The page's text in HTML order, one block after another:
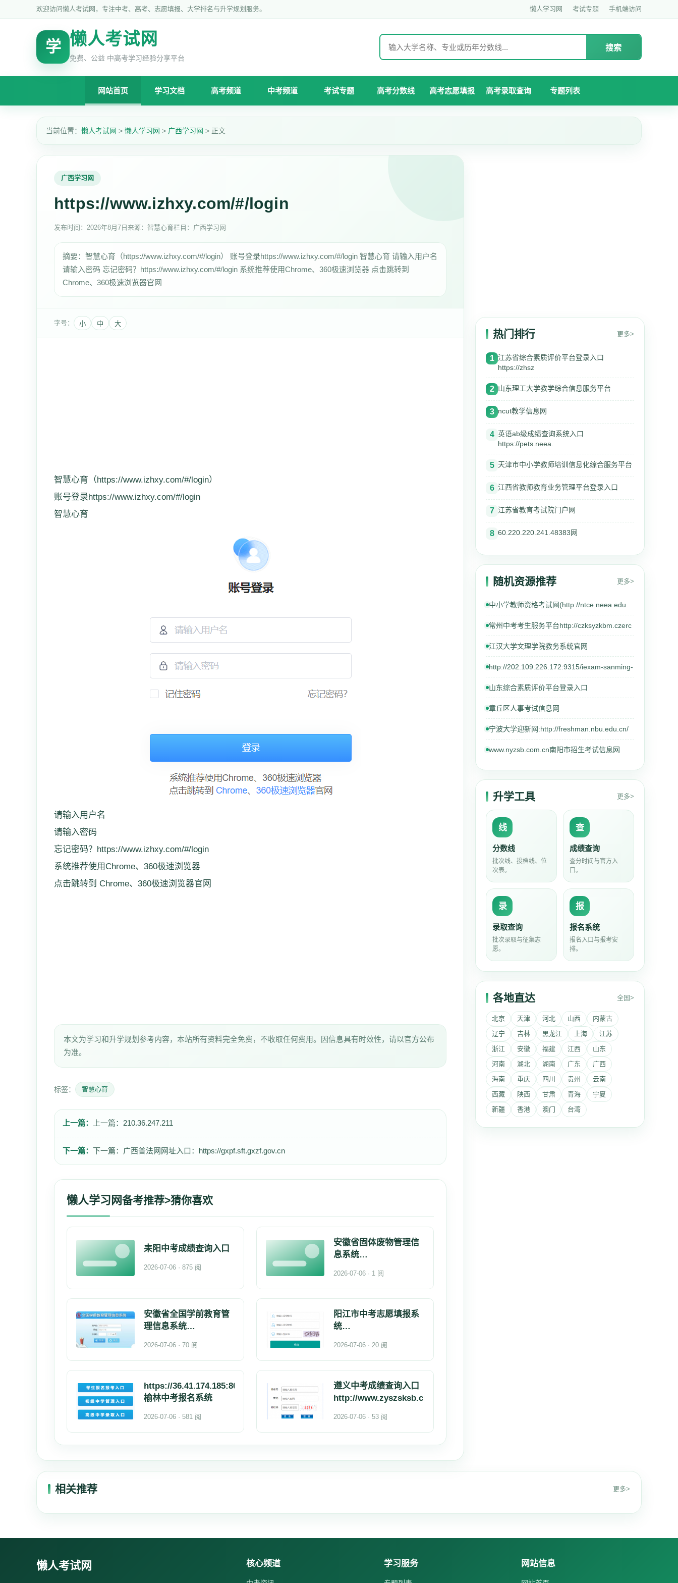
欢迎访问懒人考试网，专注中考、高考、志愿填报、大学排名与升学规划服务。 懒人学习网 考试专题 手机端访问
学 懒人考试网
免费、公益 中高考学习经验分享平台
搜索
网站首页 学习文档 高考频道 中考频道 考试专题 高考分数线 高考志愿填报 高考录取查询 专题列表
当前位置： 懒人考试网 > 懒人学习网 > 广西学习网 > 正文
广西学习网
https://www.izhxy.com/#/login
发布时间： 2026年8月7日 来源：智慧心育栏目：广西学习网
摘要：智慧心育（https://www.izhxy.com/#/login） 账号登录https://www.izhxy.com/#/login 智慧心育 请输入用户名
请输入密码 忘记密码？https://www.izhxy.com/#/login 系统推荐使用Chrome、360极速浏览器 点击跳转到
Chrome、360极速浏览器官网
字号： 小 中 大
智慧心育（https://www.izhxy.com/#/login）
账号登录https://www.izhxy.com/#/login
智慧心育
请输入用户名
请输入密码
忘记密码？https://www.izhxy.com/#/login
系统推荐使用Chrome、360极速浏览器
点击跳转到 Chrome、360极速浏览器官网
本文为学习和升学规划参考内容，本站所有资料完全免费，不收取任何费用。因信息具有时效性，请以官方公布
为准。
标签： 智慧心育
上一篇： 上一篇： 210.36.247.211
下一篇： 下一篇： 广西普法网网址入口：https://gxpf.sft.gxzf.gov.cn
懒人学习网备考推荐>猜你喜欢
耒阳中考成绩查询入口
2026-07-06 · 875 阅
安徽省固体废物管理信
息系统
2026-07-06 · 1 阅
安徽省全国学前教育管
理信息系统
2026-07-06 · 70 阅
阳江市中考志愿填报系
统
2026-07-06 · 20 阅
https://36.41.174.185:8086/
榆林中考报名系统
2026-07-06 · 581 阅
遵义中考成绩查询入口
http://www.zyszsksb.cn/
2026-07-06 · 53 阅
热门排行 更多>
1 江苏省综合素质评价平台登录入口
https://zhsz
2 山东理工大学教学综合信息服务平台
3 ncut教学信息网
4 英语ab级成绩查询系统入口
https://pets.neea.
5 天津市中小学教师培训信息化综合服务平台
6 江西省教师教育业务管理平台登录入口
7 江苏省教育考试院门户网
8 60.220.220.241.48383网
随机资源推荐 更多>
中小学教师资格考试网(http://ntce.neea.edu.
常州中考考生服务平台http://czksyzkbm.czerc
江汉大学文理学院教务系统官网
http://202.109.226.172:9315/iexam-sanming-
山东综合素质评价平台登录入口
章丘区人事考试信息网
宁波大学迎新网:http://freshman.nbu.edu.cn/
www.nyzsb.com.cn南阳市招生考试信息网
升学工具 更多>
线
分数线
批次线、投档线、位
次表。
查
成绩查询
查分时间与官方入
口。
录
录取查询
批次录取与征集志
愿。
报
报名系统
报名入口与报考安
排。
各地直达 全国>
北京 天津 河北 山西
内蒙古
辽宁
吉林 黑龙江 上海
江苏
浙江
安徽 福建 江西
山东
河南
湖北 湖南 广东
广西
海南
重庆 四川 贵州
云南
西藏
陕西 甘肃 青海
宁夏
新疆
香港 澳门 台湾
相关推荐 更多>
懒人考试网 核心频道 学习服务 网站信息